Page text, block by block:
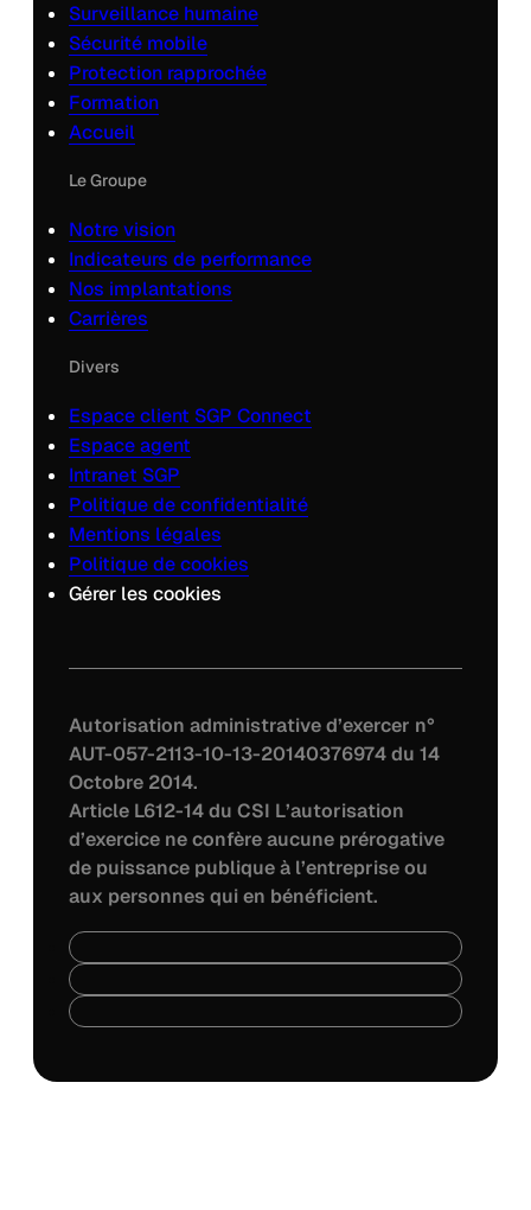
Surveillance humaine
Sécurité mobile
Protection rapprochée
Formation
Accueil
Le Groupe
Notre vision
Indicateurs de performance
Nos implantations
Carrières
Divers
Espace client SGP Connect
Espace agent
Intranet SGP
Politique de confidentialité
Mentions légales
Politique de cookies
Gérer les cookies
Autorisation administrative d’exercer n°
AUT-057-2113-10-13-20140376974 du 14
Octobre 2014.
Article L612-14 du CSI L’autorisation
d’exercice ne confère aucune prérogative
de puissance publique à l’entreprise ou
aux personnes qui en bénéficient.